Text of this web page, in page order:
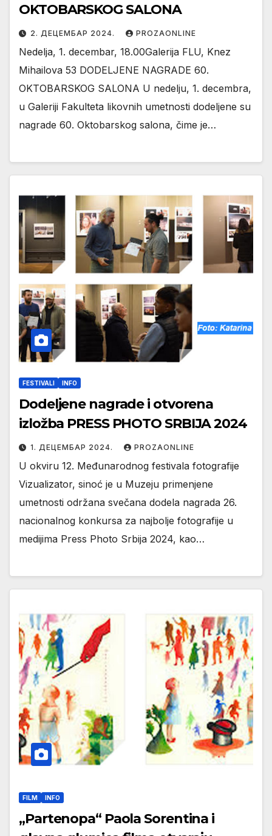
OKTOBARSKOG SALONA
2. ДЕЦЕМБАР 2024. PROZAONLINE
Nedelja, 1. decembar, 18.00Galerija FLU, Knez
Mihailova 53 DODELJENE NAGRADE 60.
OKTOBARSKOG SALONA U nedelju, 1. decembra,
u Galeriji Fakulteta likovnih umetnosti dodeljene su
nagrade 60. Oktobarskog salona, čime je…
FESTIVALI INFO
Dodeljene nagrade i otvorena
izložba PRESS PHOTO SRBIJA 2024
1. ДЕЦЕМБАР 2024. PROZAONLINE
U okviru 12. Međunarodnog festivala fotografije
Vizualizator, sinoć je u Muzeju primenjene
umetnosti održana svečana dodela nagrada 26.
nacionalnog konkursa za najbolje fotografije u
medijima Press Photo Srbija 2024, kao…
FILM INFO
„Partenopa“ Paola Sorentina i